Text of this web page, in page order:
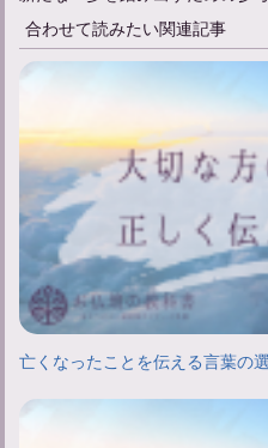
合わせて読みたい関連記事
亡くなったことを伝える言葉の